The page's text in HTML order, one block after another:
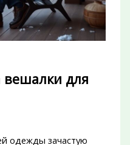
вешалки для
одежды зачастую